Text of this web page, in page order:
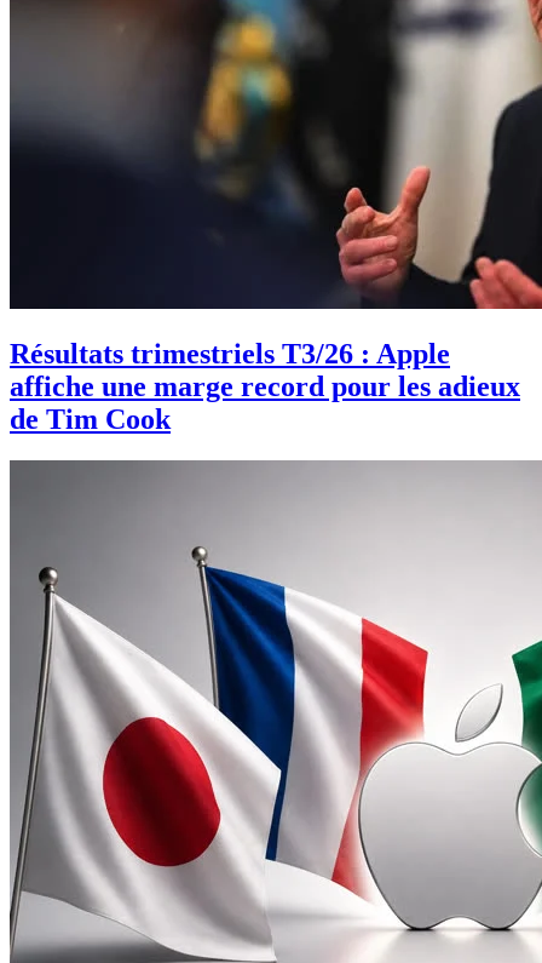
Résultats trimestriels T3/26 : Apple
affiche une marge record pour les adieux
de Tim Cook